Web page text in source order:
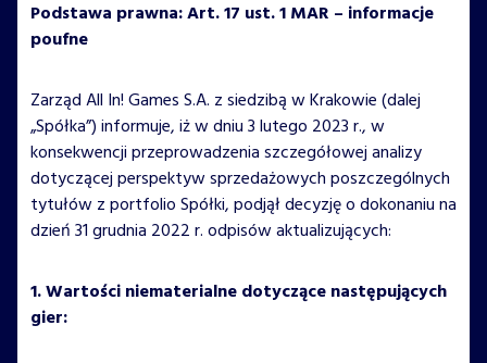
Podstawa prawna: Art. 17 ust. 1 MAR – informacje
poufne
Zarząd All In! Games S.A. z siedzibą w Krakowie (dalej
„Spółka”) informuje, iż w dniu 3 lutego 2023 r., w
konsekwencji przeprowadzenia szczegółowej analizy
dotyczącej perspektyw sprzedażowych poszczególnych
tytułów z portfolio Spółki, podjął decyzję o dokonaniu na
dzień 31 grudnia 2022 r. odpisów aktualizujących:
1. Wartości niematerialne dotyczące następujących
gier: